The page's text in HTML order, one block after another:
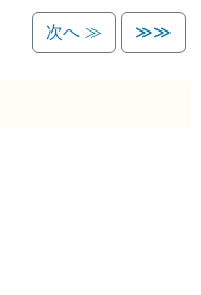
次へ ≫ ≫≫